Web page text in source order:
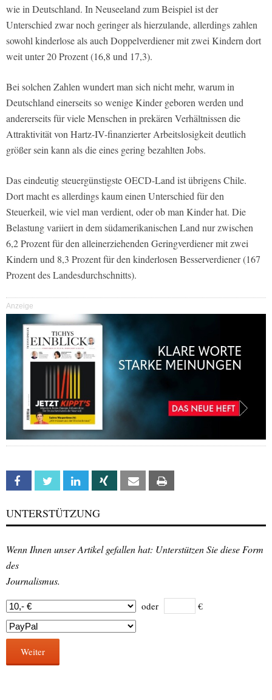
wie in Deutschland. In Neuseeland zum Beispiel ist der
Unterschied zwar noch geringer als hierzulande, allerdings zahlen
sowohl kinderlose als auch Doppelverdiener mit zwei Kindern dort
weit unter 20 Prozent (16,8 und 17,3).
Bei solchen Zahlen wundert man sich nicht mehr, warum in
Deutschland einerseits so wenige Kinder geboren werden und
andererseits für viele Menschen in prekären Verhältnissen die
Attraktivität von Hartz-IV-finanzierter Arbeitslosigkeit deutlich
größer sein kann als die eines gering bezahlten Jobs.
Das eindeutig steuergünstigste OECD-Land ist übrigens Chile.
Dort macht es allerdings kaum einen Unterschied für den
Steuerkeil, wie viel man verdient, oder ob man Kinder hat. Die
Belastung variiert in dem südamerikanischen Land nur zwischen
6,2 Prozent für den alleinerziehenden Geringverdiener mit zwei
Kindern und 8,3 Prozent für den kinderlosen Besserverdiener (167
Prozent des Landesdurchschnitts).
Anzeige
Facebook Twitter Linkedin Xing Email
UNTERSTÜTZUNG
Wenn Ihnen unser Artikel gefallen hat: Unterstützen Sie diese Form
des
Journalismus.
oder €
Weiter